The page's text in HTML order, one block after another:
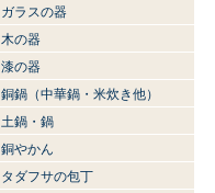
ガラスの器
木の器
漆の器
銅鍋（中華鍋・米炊き他）
土鍋・鍋
銅やかん
タダフサの包丁